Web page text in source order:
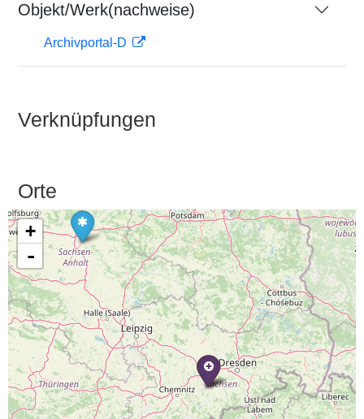
Objekt/Werk(nachweise)
Archivportal-D
Verknüpfungen
Orte
+
-